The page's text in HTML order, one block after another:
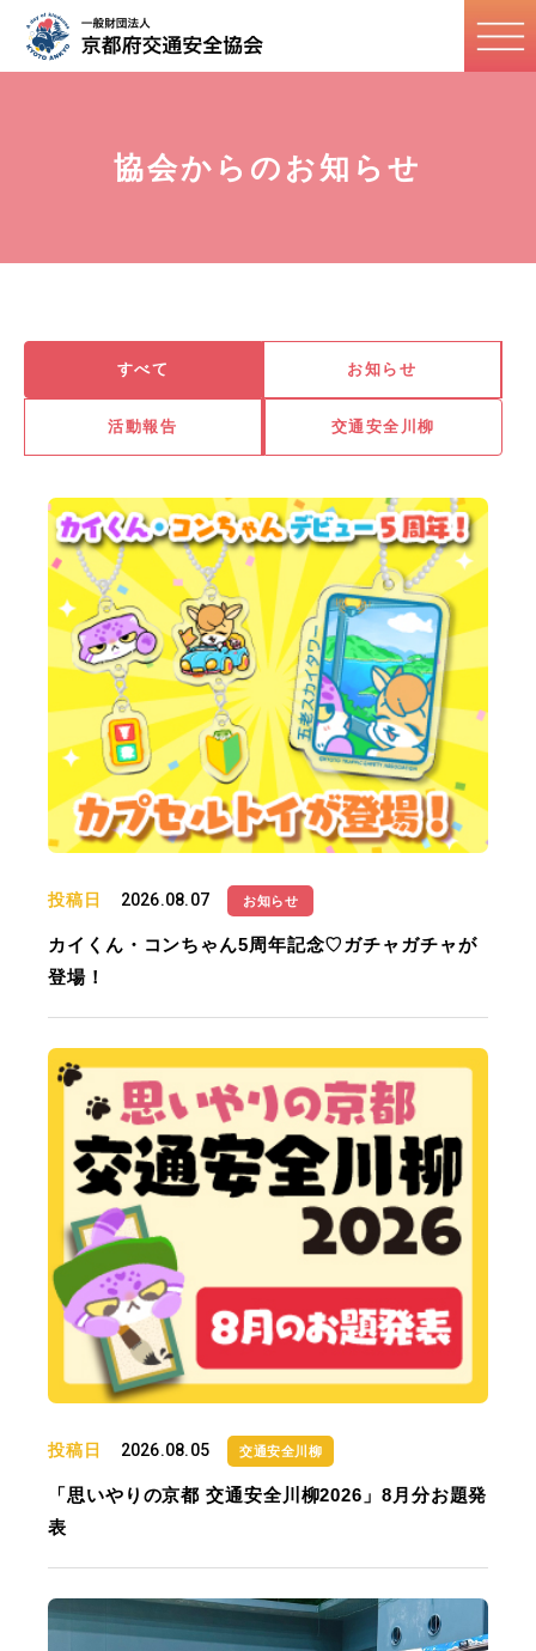
協会からのお知らせ
すべて お知らせ
活動報告 交通安全川柳
投稿日 2026.08.07 お知らせ
カイくん・コンちゃん5周年記念♡ガチャガチャが
登場！
投稿日 2026.08.05 交通安全川柳
「思いやりの京都 交通安全川柳2026」8月分お題発
表